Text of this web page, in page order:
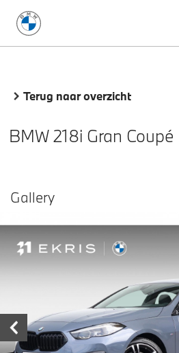
Terug naar overzicht
BMW 218i Gran Coupé
Gallery